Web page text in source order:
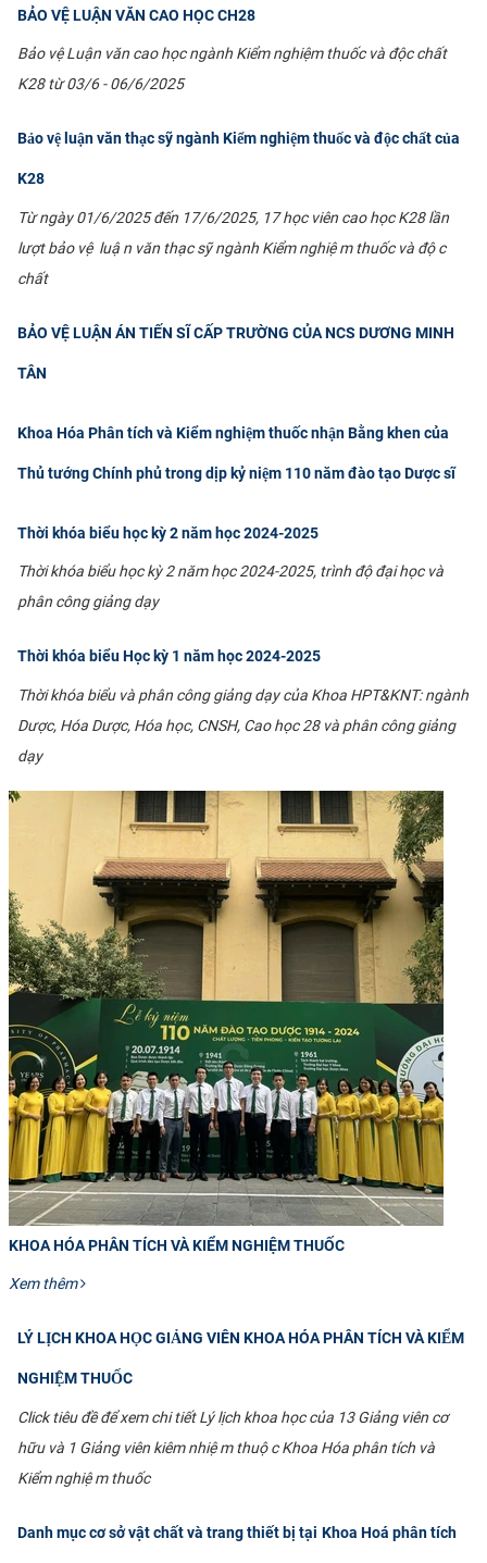
BẢO VỆ LUẬN VĂN CAO HỌC CH28
Bảo vệ Luận văn cao học ngành Kiểm nghiệm thuốc và độc chất
K28 từ 03/6 - 06/6/2025
Bảo vệ luận văn thạc sỹ ngành Kiểm nghiệm thuốc và độc chất của
K28
Từ ngày 01/6/2025 đến 17/6/2025, 17 học viên cao học K28 lần
lượt bảo vệ luận văn thạc sỹ ngành Kiểm nghiệm thuốc và độc
chất
BẢO VỆ LUẬN ÁN TIẾN SĨ CẤP TRƯỜNG CỦA NCS DƯƠNG MINH
TÂN
Khoa Hóa Phân tích và Kiểm nghiệm thuốc nhận Bằng khen của
Thủ tướng Chính phủ trong dịp kỷ niệm 110 năm đào tạo Dược sĩ
Thời khóa biểu học kỳ 2 năm học 2024-2025
Thời khóa biểu học kỳ 2 năm học 2024-2025, trình độ đại học và
phân công giảng dạy
Thời khóa biểu Học kỳ 1 năm học 2024-2025
Thời khóa biểu và phân công giảng dạy của Khoa HPT&KNT: ngành
Dược, Hóa Dược, Hóa học, CNSH, Cao học 28 và phân công giảng
dạy
KHOA HÓA PHÂN TÍCH VÀ KIỂM NGHIỆM THUỐC
Xem thêm
LÝ LỊCH KHOA HỌC GIẢNG VIÊN KHOA HÓA PHÂN TÍCH VÀ KIỂM
NGHIỆM THUỐC
Click tiêu đề để xem chi tiết Lý lịch khoa học của 13 Giảng viên cơ
hữu và 1 Giảng viên kiêm nhiệm thuộc Khoa Hóa phân tích và
Kiểm nghiệm thuốc
Danh mục cơ sở vật chất và trang thiết bị tại Khoa Hoá phân tích